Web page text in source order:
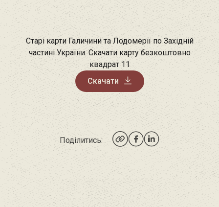
Старі карти Галичини та Лодомерії по Західній
частині України. Скачати карту безкоштовно
квадрат 11
Скачати
Поділитись: